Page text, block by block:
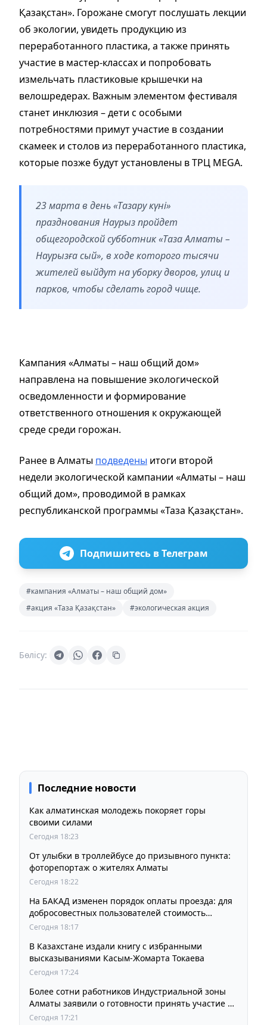
Қазақстан». Горожане смогут послушать лекции
об экологии, увидеть продукцию из
переработанного пластика, а также принять
участие в мастер-классах и попробовать
измельчать пластиковые крышечки на
велошредерах. Важным элементом фестиваля
станет инклюзия – дети с особыми
потребностями примут участие в создании
скамеек и столов из переработанного пластика,
которые позже будут установлены в ТРЦ MEGA.
23 марта в день «Тазару күні»
празднования Наурыз пройдет
общегородской субботник «Таза Алматы –
Наурызға сый», в ходе которого тысячи
жителей выйдут на уборку дворов, улиц и
парков, чтобы сделать город чище.
Кампания «Алматы – наш общий дом»
направлена на повышение экологической
осведомленности и формирование
ответственного отношения к окружающей
среде среди горожан.
Ранее в Алматы подведены итоги второй
недели экологической кампании «Алматы – наш
общий дом», проводимой в рамках
республиканской программы «Таза Қазақстан».
Подпишитесь в Телеграм
#кампания «Алматы – наш общий дом»
#акция «Таза Қазақстан»
#экологическая акция
Бөлісу:
Последние новости
Как алматинская молодежь покоряет горы
своими силами
Сегодня 18:23
От улыбки в троллейбусе до призывного пункта:
фоторепортаж о жителях Алматы
Сегодня 18:22
На БАКАД изменен порядок оплаты проезда: для
добросовестных пользователей стоимость
остается прежней
Сегодня 18:17
В Казахстане издали книгу с избранными
высказываниями Касым-Жомарта Токаева
Сегодня 17:24
Более сотни работников Индустриальной зоны
Алматы заявили о готовности принять участие в
выборах членов Курылтая
Сегодня 17:21